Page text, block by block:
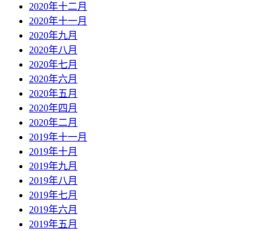
2020年十二月
2020年十一月
2020年九月
2020年八月
2020年七月
2020年六月
2020年五月
2020年四月
2020年二月
2019年十一月
2019年十月
2019年九月
2019年八月
2019年七月
2019年六月
2019年五月